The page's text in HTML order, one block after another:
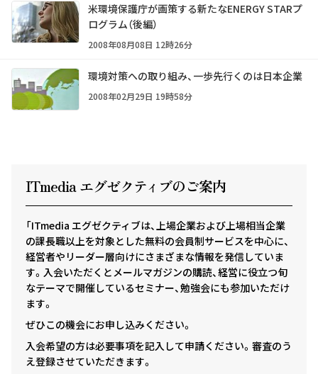
米環境保護庁が画策する新たなENERGY STARプ
ログラム（後編）
2008年08月08日 12時26分
環境対策への取り組み、一歩先行くのは日本企業
2008年02月29日 19時58分
ITmedia エグゼクティ ブのご案内
「ITmedia エグゼクティブは、上場企業および上場相当企業
の課長職以上を対象とした無料の会員制サービスを中心に、
経営者やリーダー層向けにさまざまな情報を発信していま
す。入会いただくとメールマガジンの購読、経営に役立つ旬
なテーマで開催しているセミナー、勉強会にも参加いただけ
ます。
ぜひこの機会にお申し込みください。
入会希望の方は必要事項を記入して申請ください。審査のう
え登録させていただきます。